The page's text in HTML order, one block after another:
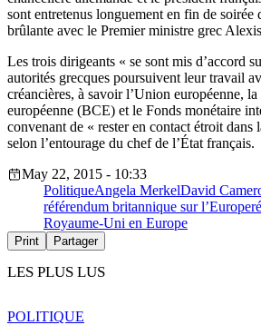
sont entretenus longuement en fin de soirée
brûlante avec le Premier ministre grec
Les trois dirigeants « se sont mis d’accord
autorités grecques poursuivent leur travail
créancières, à savoir l’Union européenne,
européenne (BCE) et le Fonds monétaire
convenant de « rester en contact étroit dans
selon l’entourage du chef de l’État français.
May 22, 2015 - 10:33
PolitiqueAngela MerkelDavid
référendum britannique sur l’Europe
Royaume-Uni en Europe
Print Partager
LES PLUS LUS
POLITIQUE